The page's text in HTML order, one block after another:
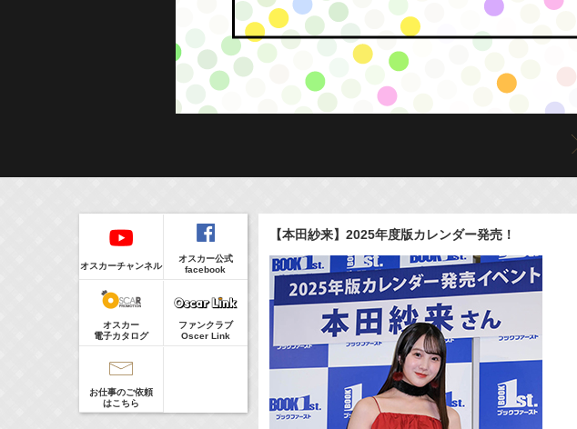
8/7(Fri)
イベント
販売情報
17:10-17:30(Radio
河北麻友子のマユコレ！
Tシャツが乾くまで
庄司浩平
【本田紗来】2025年度版カレンダー発売！
オスカーチャンネル
オスカー公式
facebook
オスカー
電子カタログ
ファンクラブ
Oscer Link
お仕事のご依頼
はこちら
Regular
Guest
CLIP